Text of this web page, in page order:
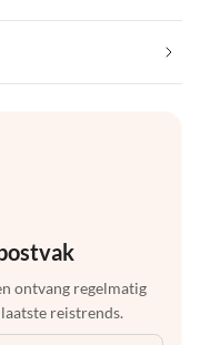
ontvang regelmatig
reistrends.